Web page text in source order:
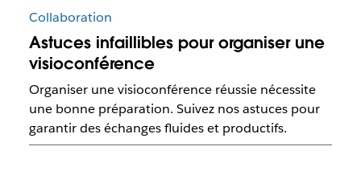
Collaboration
Astuces infaillibles pour organiser une
visioconférence
Organiser une visioconférence réussie nécessite
une bonne préparation. Suivez nos astuces pour
garantir des échanges fluides et productifs.